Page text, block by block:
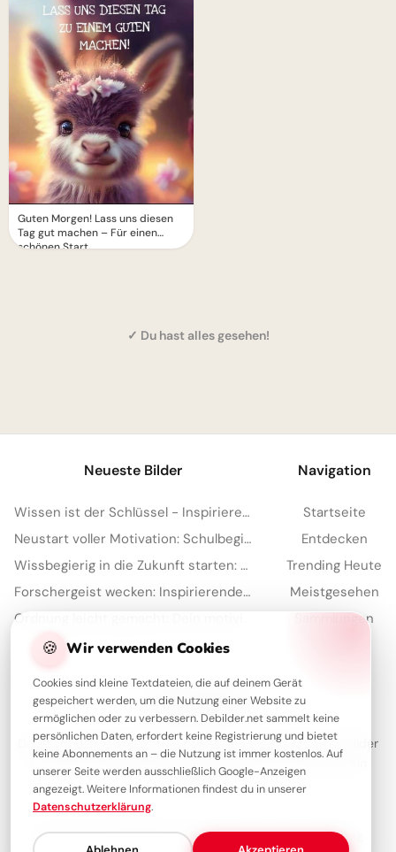
Guten Morgen! Lass uns diesen
Tag gut machen – Für einen
schönen Start
✓ Du hast alles gesehen!
🍪 Wir verwenden Cookies
Cookies sind kleine Textdateien, die auf deinem Gerät
gespeichert werden, um die Nutzung einer Website zu
ermöglichen oder zu verbessern. Debilder.net sammelt keine
persönlichen Daten, erfordert keine Registrierung und bietet
keine Abonnements an – die Nutzung ist immer kostenlos. Auf
unserer Seite werden ausschließlich Google-Anzeigen
angezeigt. Weitere Informationen findest du in unserer
Datenschutzerklärung.
Neueste Bilder
Wissen ist der Schlüssel - Inspirierende Schulstart Bilder für Telegram
Neustart voller Motivation: Schulbeginn inspirieren und auf TikTok verbreiten!
Wissbegierig in die Zukunft starten: Dein 'Lesen bildet' Bild für Snapchat
Forschergeist wecken: Inspirierende Schulstart-Bilder für Facebook
Navigation
Startseite
Entdecken
Trending Heute
Meistgesehen
Sammlungen
Über Debilder
Debilder ist deine Plattform für die schönsten Grüße und Bilder
zum Teilen. Entdecke unsere Sammlung und verschenke ein
Lächeln!
Über unsKontaktRedaktionImpressumDatenschutzerklärung